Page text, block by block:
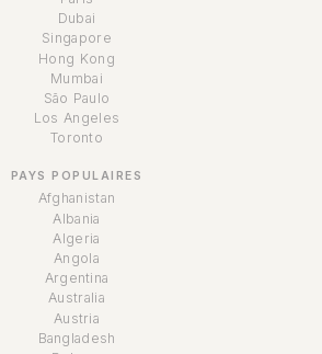
Dubai
Singapore
Hong Kong
Mumbai
São Paulo
Los Angeles
Toronto
PAYS POPULAIRES
Afghanistan
Albania
Algeria
Angola
Argentina
Australia
Austria
Bangladesh